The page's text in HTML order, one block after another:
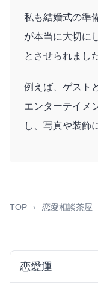
私も結婚式の準
が本当に大切に
とさせられまし
例えば、ゲスト
エンターテイメ
し、写真や装飾
TOP 恋愛相談茶屋
恋愛運